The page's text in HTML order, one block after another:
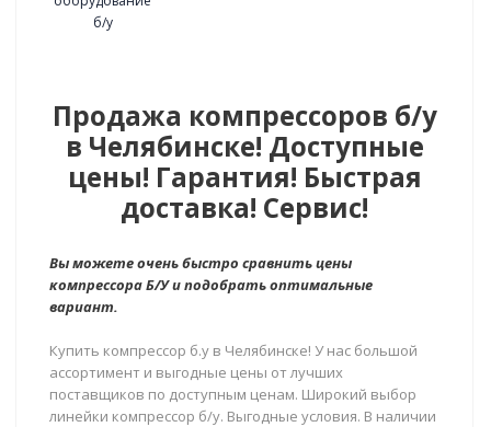
Продажа компрессоров б/у
в Челябинске! Доступные
цены! Гарантия! Быстрая
доставка! Сервис!
Вы можете очень быстро сравнить цены
компрессора Б/У и подобрать оптимальные
вариант.
Купить компрессор б.у в Челябинске! У нас большой
ассортимент и выгодные цены от лучших
поставщиков по доступным ценам. Широкий выбор
линейки компрессор б/у. Выгодные условия. В наличии